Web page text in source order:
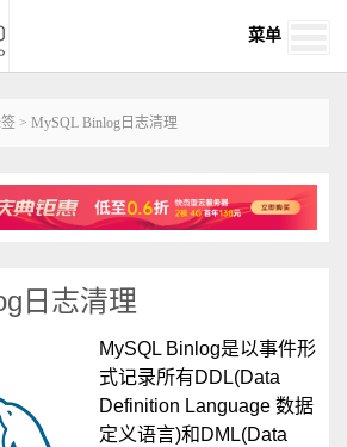
菜单
> MySQL Binlog日志清理
日志清理
MySQL Binlog是以事件形
式记录所有DDL(Data
Definition Language 数据
定义语言)和DML(Data